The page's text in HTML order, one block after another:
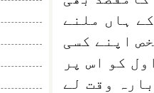
ہاں ملنے
اپنے کسی
کو اس پر
وقت لے